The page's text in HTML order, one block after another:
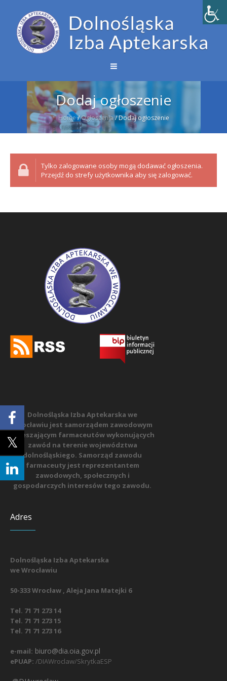
Dodaj ogłoszenie
Home/Ogłoszenia/Dodaj ogłoszenie
Tylko zalogowane osoby mogą dodawać ogłoszenia.
Przejdź do strefy użytkownika aby się zalogować.
Dolnośląska Izba Aptekarska we
Wrocławiu jest samorządem zawodowym
zrzeszającym farmaceutów wykonujących
zawód na terenie województwa
dolnośląskiego. Samorząd zawodu
farmaceuty jest reprezentantem
zawodowych, społecznych i
gospodarczych interesów tego zawodu.
Adres
Dolnośląska Izba Aptekarska
we Wrocławiu
50-333 Wrocław , Aleja Jana Matejki 6
Tel. 71 71 273 14
Tel. 71 71 273 15
Tel. 71 71 273 16
e-mail: biuro@dia.oia.gov.pl
ePUAP: /DIAWroclaw/SkrytkaESP